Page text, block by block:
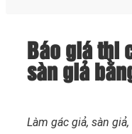
Báo giá thi
sàn giả
Làm gác giả, sàn